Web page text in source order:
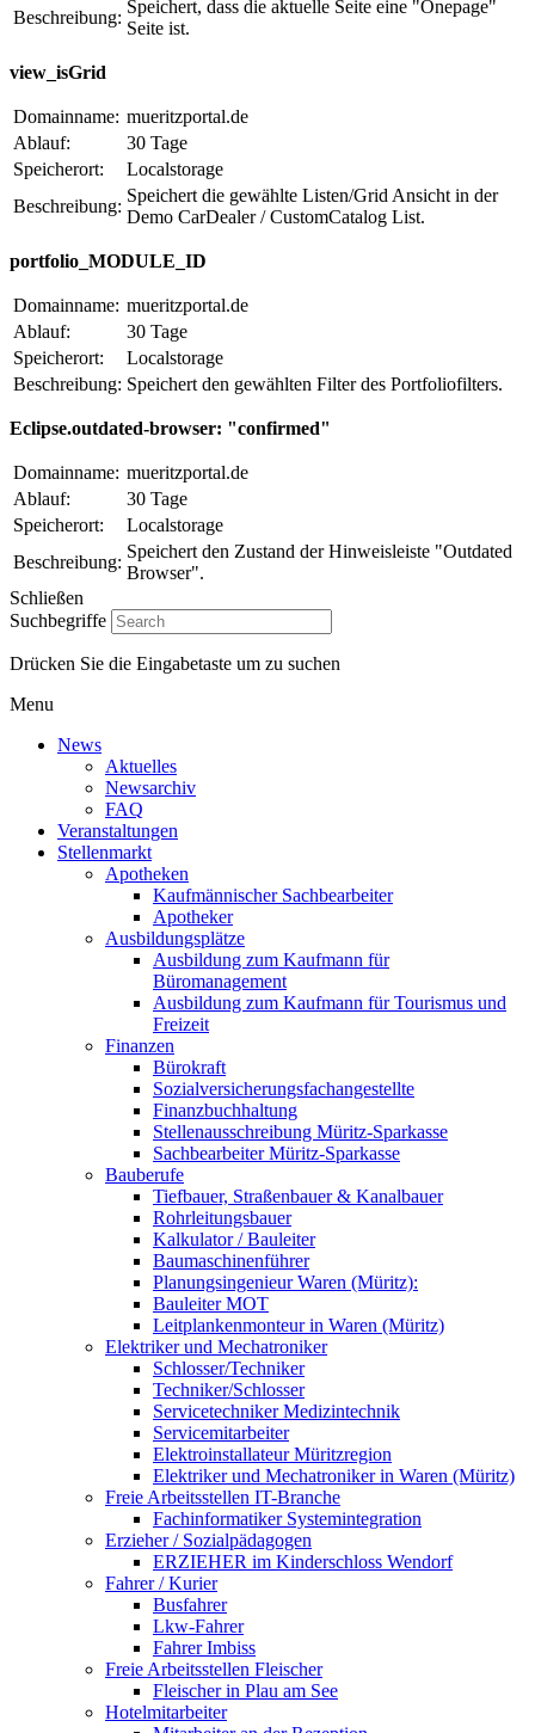
Beschreibung:
Speichert, dass die aktuelle Seite eine "Onepage"
Seite ist.
view_isGrid
Domainname: mueritzportal.de
Ablauf:
30 Tage
Speicherort:
Localstorage
Beschreibung:
Speichert die gewählte Listen/Grid Ansicht in der
Demo CarDealer / CustomCatalog List.
portfolio_MODULE_ID
Domainname: mueritzportal.de
Ablauf:
30 Tage
Speicherort:
Localstorage
Beschreibung: Speichert den gewählten Filter des Portfoliofilters.
Eclipse.outdated-browser: "confirmed"
Domainname: mueritzportal.de
Ablauf:
30 Tage
Speicherort:
Localstorage
Beschreibung:
Speichert den Zustand der Hinweisleiste "Outdated
Browser".
Schließen
Suchbegriffe
Drücken Sie die Eingabetaste um zu suchen
Menu
News
Aktuelles
Newsarchiv
FAQ
Veranstaltungen
Stellenmarkt
Apotheken
Kaufmännischer Sachbearbeiter
Apotheker
Ausbildungsplätze
Ausbildung zum Kaufmann für
Büromanagement
Ausbildung zum Kaufmann für Tourismus und
Freizeit
Finanzen
Bürokraft
Sozialversicherungsfachangestellte
Finanzbuchhaltung
Stellenausschreibung Müritz-Sparkasse
Sachbearbeiter Müritz-Sparkasse
Bauberufe
Tiefbauer, Straßenbauer & Kanalbauer
Rohrleitungsbauer
Kalkulator / Bauleiter
Baumaschinenführer
Planungsingenieur Waren (Müritz):
Bauleiter MOT
Leitplankenmonteur in Waren (Müritz)
Elektriker und Mechatroniker
Schlosser/Techniker
Techniker/Schlosser
Servicetechniker Medizintechnik
Servicemitarbeiter
Elektroinstallateur Müritzregion
Elektriker und Mechatroniker in Waren (Müritz)
Freie Arbeitsstellen IT-Branche
Fachinformatiker Systemintegration
Erzieher / Sozialpädagogen
ERZIEHER im Kinderschloss Wendorf
Fahrer / Kurier
Busfahrer
Lkw-Fahrer
Fahrer Imbiss
Freie Arbeitsstellen Fleischer
Fleischer in Plau am See
Hotelmitarbeiter